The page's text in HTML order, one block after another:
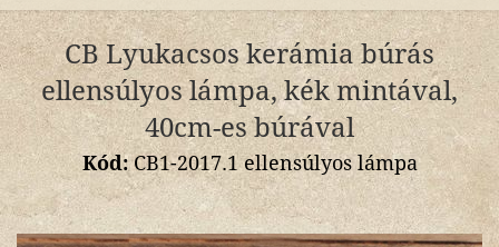
CB Lyukacsos kerámia búrás
ellensúlyos lámpa, kék mintával,
40cm-es búrával
Kód:CB1-2017.1 ellensúlyos lámpa